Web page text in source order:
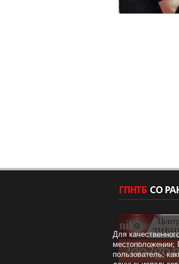
Для
местоположении;
пользователь;